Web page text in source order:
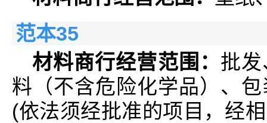
范本35
材料商行经营范围： 批
料（不含危险化学品）、
(依法须经批准的项目，经